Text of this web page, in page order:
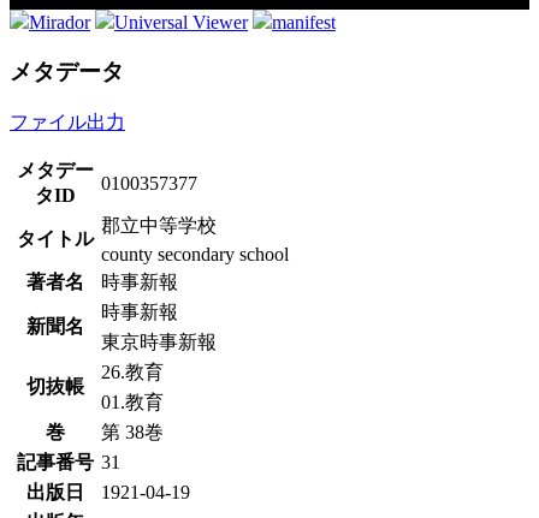
Mirador Universal Viewer manifest
メタデータ
ファイル出力
メタデー
タID
0100357377
タイトル
郡立中等学校
county secondary school
著者名
時事新報
新聞名
時事新報
東京時事新報
切抜帳
26.教育
01.教育
巻
第 38巻
記事番号 31
出版日
1921-04-19